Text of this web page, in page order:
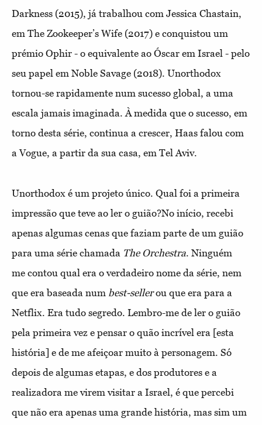
Darkness (2015), já trabalhou com Jessica Chastain,
em The Zookeeper’s Wife (2017) e conquistou um
prémio Ophir - o equivalente ao Óscar em Israel - pelo
seu papel em Noble Savage (2018). Unorthodox
tornou-se rapidamente num sucesso global, a uma
escala jamais imaginada. À medida que o sucesso, em
torno desta série, continua a crescer, Haas falou com
a Vogue, a partir da sua casa, em Tel Aviv.
Unorthodox é um projeto único. Qual foi a primeira
impressão que teve ao ler o guião?No início, recebi
apenas algumas cenas que faziam parte de um guião
para uma série chamada The Orchestra. Ninguém
me contou qual era o verdadeiro nome da série, nem
que era baseada num best-sellerou que era para a
Netflix. Era tudo segredo. Lembro-me de ler o guião
pela primeira vez e pensar o quão incrível era [esta
história] e de me afeiçoar muito à personagem. Só
depois de algumas etapas, e dos produtores e a
realizadora me virem visitar a Israel, é que percebi
que não era apenas uma grande história, mas sim um